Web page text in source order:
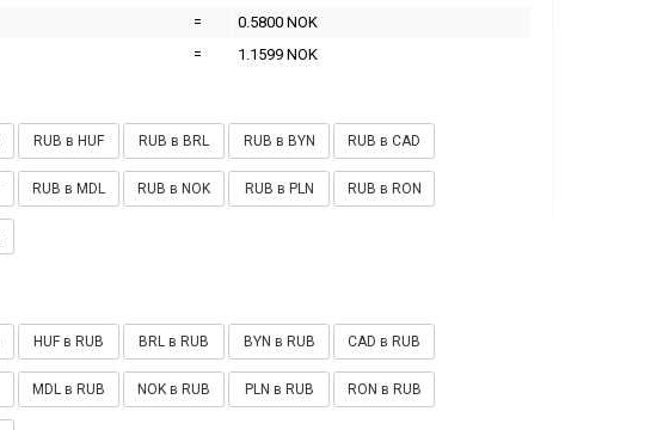
=
0.5800 NOK
= 1.1599 NOK
RUB в HUF RUB в BRL RUB в BYN RUB в CAD
RUB в MDL RUB в NOK RUB в PLN RUB в RON
HUF в RUB BRL в RUB BYN в RUB CAD в RUB
MDL в RUB NOK в RUB PLN в RUB RON в RUB